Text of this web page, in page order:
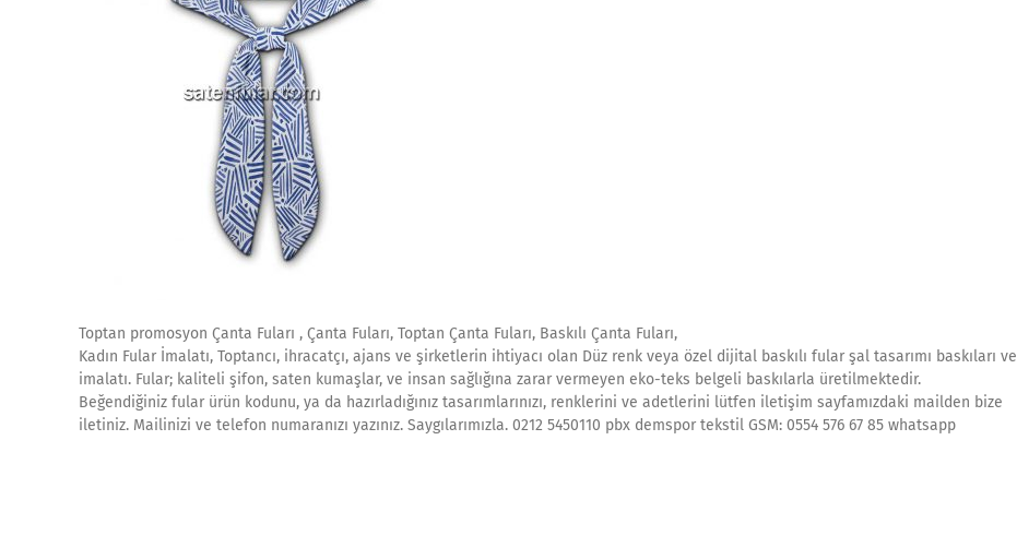
Toptan promosyon Çanta Fuları , Çanta Fuları, Toptan Çanta Fuları, Baskılı Çanta Fuları,
Kadın Fular İmalatı, Toptancı, ihracatçı, ajans ve şirketlerin ihtiyacı olan Düz renk veya özel dijital baskılı fular şal tasarımı baskıları ve
imalatı. Fular; kaliteli şifon, saten kumaşlar, ve insan sağlığına zarar vermeyen eko-teks belgeli baskılarla üretilmektedir.
Beğendiğiniz fular ürün kodunu, ya da hazırladığınız tasarımlarınızı, renklerini ve adetlerini lütfen iletişim sayfamızdaki mailden bize
iletiniz. Mailinizi ve telefon numaranızı yazınız. Saygılarımızla. 0212 5450110 pbx demspor tekstil GSM: 0554 576 67 85 whatsapp